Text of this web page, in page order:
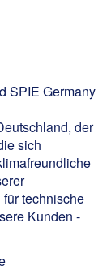
SPIE Germany
der
sich
technische
Kunden -